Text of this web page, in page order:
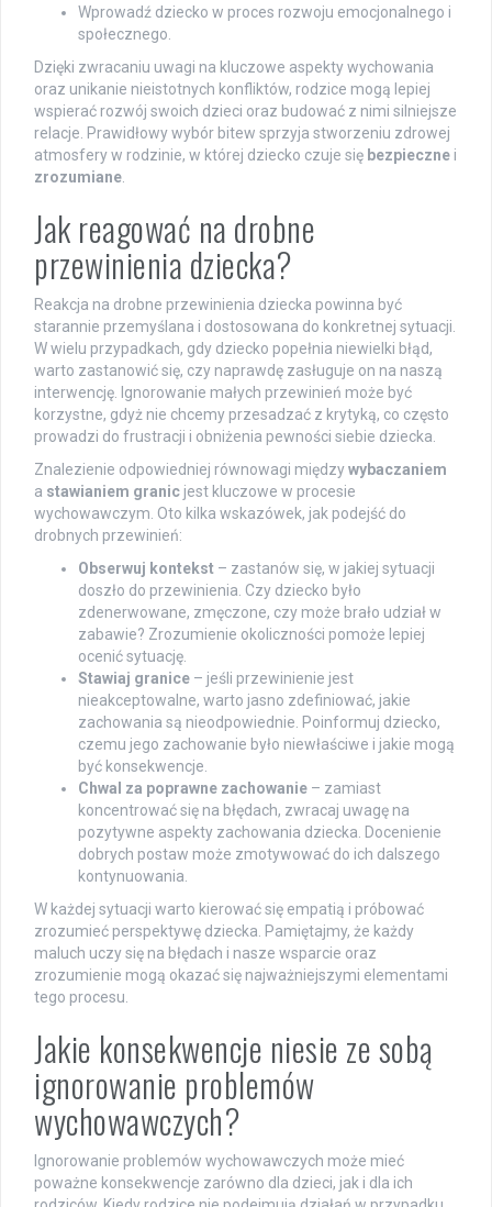
Wprowadź dziecko w proces rozwoju emocjonalnego i
społecznego.
Dzięki zwracaniu uwagi na kluczowe aspekty wychowania
oraz unikanie nieistotnych konfliktów, rodzice mogą lepiej
wspierać rozwój swoich dzieci oraz budować z nimi silniejsze
relacje. Prawidłowy wybór bitew sprzyja stworzeniu zdrowej
atmosfery w rodzinie, w której dziecko czuje się bezpieczne i
zrozumiane
Jak reagować na drobne
przewinienia dziecka?
Reakcja na drobne przewinienia dziecka powinna być
starannie przemyślana i dostosowana do konkretnej sytuacji.
W wielu przypadkach, gdy dziecko popełnia niewielki błąd,
warto zastanowić się, czy naprawdę zasługuje on na naszą
interwencję. Ignorowanie małych przewinień może być
korzystne, gdyż nie chcemy przesadzać z krytyką, co często
prowadzi do frustracji i obniżenia pewności siebie dziecka.
Znalezienie odpowiedniej równowagi międzywybaczaniem
a stawianiem granic jest kluczowe w procesie
wychowawczym. Oto kilka wskazówek, jak podejść do
drobnych przewinień:
Obserwuj kontekst – zastanów się, w jakiej sytuacji
doszło do przewinienia. Czy dziecko było
zdenerwowane, zmęczone, czy może brało udział w
zabawie? Zrozumienie okoliczności pomoże lepiej
ocenić sytuację.
Stawiaj granice – jeśli przewinienie jest
nieakceptowalne, warto jasno zdefiniować, jakie
zachowania są nieodpowiednie. Poinformuj dziecko,
czemu jego zachowanie było niewłaściwe i jakie mogą
być konsekwencje.
Chwal za poprawne zachowanie – zamiast
koncentrować się na błędach, zwracaj uwagę na
pozytywne aspekty zachowania dziecka. Docenienie
dobrych postaw może zmotywować do ich dalszego
kontynuowania.
W każdej sytuacji warto kierować się empatią i próbować
zrozumieć perspektywę dziecka. Pamiętajmy, że każdy
maluch uczy się na błędach i nasze wsparcie oraz
zrozumienie mogą okazać się najważniejszymi elementami
tego procesu.
Jakie konsekwencje niesie ze sobą
ignorowanie problemów
wychowawczych?
Ignorowanie problemów wychowawczych może mieć
poważne konsekwencje zarówno dla dzieci, jak i dla ich